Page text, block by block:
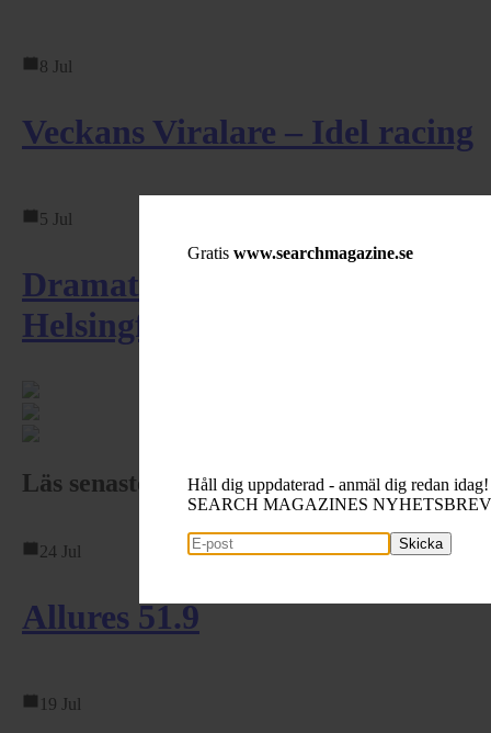
8 Jul
Veckans Viralare – Idel racing
5 Jul
Dramatisk EM-final i
Helsingfors – svensk ...
Läs senaste båttesterna
24 Jul
Allures 51.9
19 Jul
Gratis www.searchmagazine.se
Håll dig uppdaterad - anmäl dig redan idag!
SEARCH MAGAZINES NYHETSBREV
Skicka